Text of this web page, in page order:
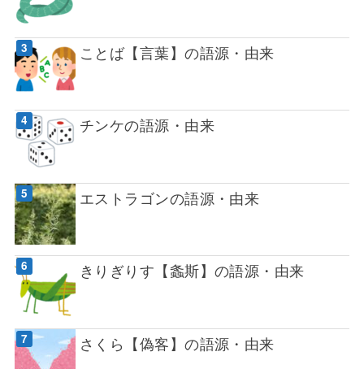
ことば【言葉】の語源・由来
チンケの語源・由来
エストラゴンの語源・由来
きりぎりす【螽斯】の語源・由来
さくら【偽客】の語源・由来